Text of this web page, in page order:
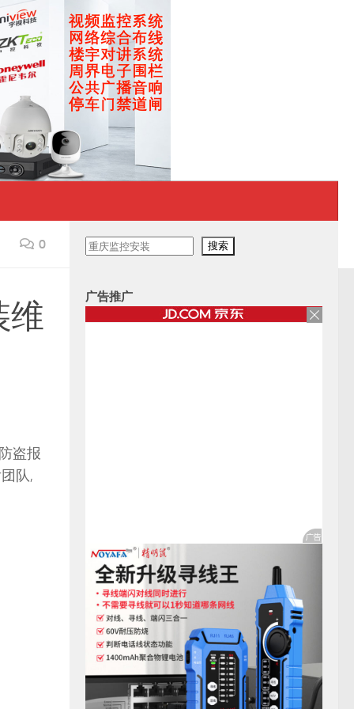
0
维
盗报
队,
搜
搜索
广告推广